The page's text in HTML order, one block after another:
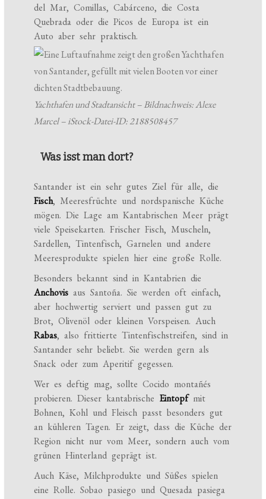
del Mar, Comillas, Cabárceno, die Costa
Quebrada oder die Picos de Europa ist ein
Auto aber sehr praktisch.
Yachthafen und Stadtansicht – Bildnachweis: Alexe
Marcel – iStock-Datei-ID: 2188508457
Was isst man dort?
Santander ist ein sehr gutes Ziel für alle, die
Fisch, Meeresfrüchte und nordspanische Küche
mögen. Die Lage am Kantabrischen Meer prägt
viele Speisekarten. Frischer Fisch, Muscheln,
Sardellen, Tintenfisch, Garnelen und andere
Meeresprodukte spielen hier eine große Rolle.
Besonders bekannt sind in Kantabrien die
Anchovis aus Santoña. Sie werden oft einfach,
aber hochwertig serviert und passen gut zu
Brot, Olivenöl oder kleinen Vorspeisen. Auch
Rabas, also frittierte Tintenfischstreifen, sind in
Santander sehr beliebt. Sie werden gern als
Snack oder zum Aperitif gegessen.
Wer es deftig mag, sollte Cocido montañés
probieren. Dieser kantabrische Eintopfmit
Bohnen, Kohl und Fleisch passt besonders gut
an kühleren Tagen. Er zeigt, dass die Küche der
Region nicht nur vom Meer, sondern auch vom
grünen Hinterland geprägt ist.
Auch Käse, Milchprodukte und Süßes spielen
eine Rolle. Sobao pasiego und Quesada pasiega